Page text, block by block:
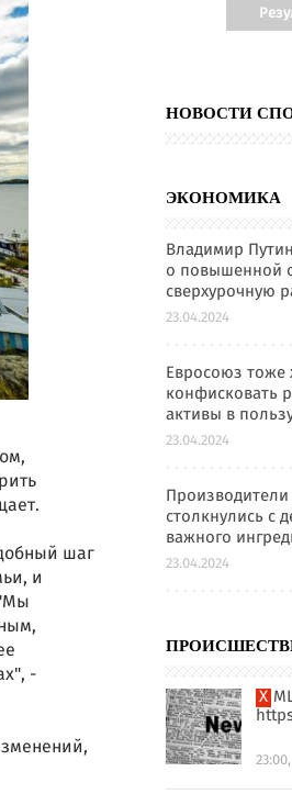
шаг
и
-
НОВОСТИ
ЭКОНОМИКА
Владимир
о повышенной
сверхурочную
23.04.2024
Евросоюз тоже
конфисковать
активы в
23.04.2024
столкнулись с
важного
23.04.2024
XML error in File: